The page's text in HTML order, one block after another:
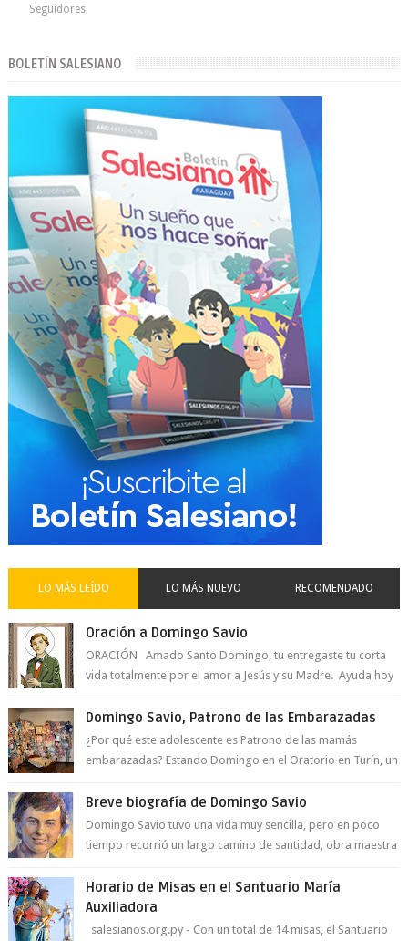
Seguidores
BOLETÍN SALESIANO
LO MÁS LEÍDO LO MÁS NUEVO RECOMENDADO
Oración a Domingo Savio
ORACIÓN Amado Santo Domingo, tu entregaste tu corta
vida totalmente por el amor a Jesús y su Madre. Ayuda hoy
Domingo Savio, Patrono de las Embarazadas
¿Por qué este adolescente es Patrono de las mamás
embarazadas? Estando Domingo en el Oratorio en Turín, un
Breve biografía de Domingo Savio
Domingo Savio tuvo una vida muy sencilla, pero en poco
tiempo recorrió un largo camino de santidad, obra maestra
Horario de Misas en el Santuario María
Auxiliadora
salesianos.org.py - Con un total de 14 misas, el Santuario